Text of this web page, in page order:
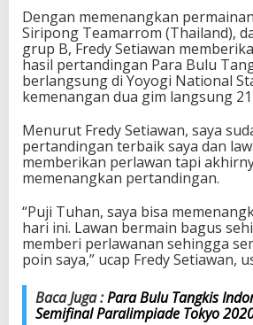
F
r
e
d
y
S
t
i
a
w
n
P
a
s
i
k
Dengan memenangkan
Siripong Teamarrom (Thailand),
grup B, Fredy Setiawan
hasil pertandingan Para Bulu
berlangsung di Yoyogi National
kemenangan dua gim langsung
Menurut Fredy Setiawan, saya
pertandingan terbaik saya dan
memberikan perlawan tapi
memenangkan pertandingan.
“Puji Tuhan, saya bisa
hari ini. Lawan bermain bagus
memberi perlawanan sehingga
poin saya,” ucap Fredy Setiawan,
Baca Juga :Para Bulu Tangkis
Semifinal Paralimpiade Tokyo